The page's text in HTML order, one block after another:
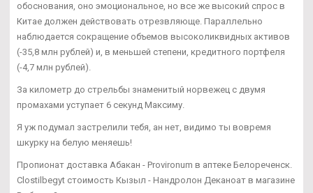
обоснования, оно эмоциональное, но все же высокий спрос в
Китае должен действовать отрезвляюще. Параллельно
наблюдается сокращение объемов высоколиквидных активов
(-35,8 млн рублей) и, в меньшей степени, кредитного портфеля
(-4,7 млн рублей).
За километр до стрельбы знаменитый норвежец с двумя
промахами уступает 6 секунд Максиму.
Я уж подумал застрелили тебя, ан нет, видимо ты вовремя
шкурку на белую меняешь!
Пропионат доставка Абакан - Provironum в аптеке Белореченск.
Clostilbegyt стоимость Кызыл - Нандролон Деканоат в магазине